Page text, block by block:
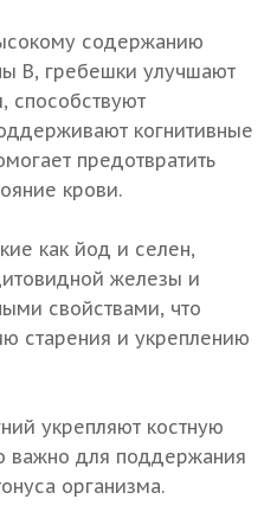
содержанию
В, гребешки улучшают
способствуют
когнитивные
предотвратить
крови.
как йод и селен,
железы и
свойствами, что
старения и укреплению
укрепляют костную
важно для поддержания
организма.